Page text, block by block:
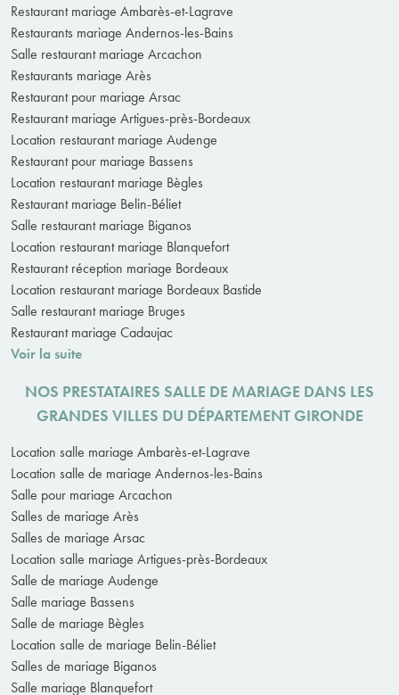
Restaurant mariage Ambarès-et-Lagrave
Restaurants mariage Andernos-les-Bains
Salle restaurant mariage Arcachon
Restaurants mariage Arès
Restaurant pour mariage Arsac
Restaurant mariage Artigues-près-Bordeaux
Location restaurant mariage Audenge
Restaurant pour mariage Bassens
Location restaurant mariage Bègles
Restaurant mariage Belin-Béliet
Salle restaurant mariage Biganos
Location restaurant mariage Blanquefort
Restaurant réception mariage Bordeaux
Location restaurant mariage Bordeaux Bastide
Salle restaurant mariage Bruges
Restaurant mariage Cadaujac
Voir la suite
NOS PRESTATAIRES SALLE DE MARIAGE DANS LES
GRANDES VILLES DU DÉPARTEMENT GIRONDE
Location salle mariage Ambarès-et-Lagrave
Location salle de mariage Andernos-les-Bains
Salle pour mariage Arcachon
Salles de mariage Arès
Salles de mariage Arsac
Location salle mariage Artigues-près-Bordeaux
Salle de mariage Audenge
Salle mariage Bassens
Salle de mariage Bègles
Location salle de mariage Belin-Béliet
Salles de mariage Biganos
Salle mariage Blanquefort